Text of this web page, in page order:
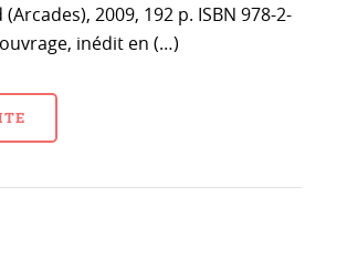
2009, 192 p. ISBN 978-2-
inédit en (…)